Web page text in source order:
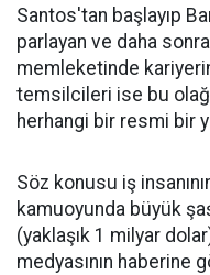
Santos'tan başlayıp
parlayan ve daha
memleketinde
temsilcileri ise bu
herhangi bir resmi bir
Söz konusu iş
kamuoyunda büyük
(yaklaşık 1 milyar
medyasının haberine